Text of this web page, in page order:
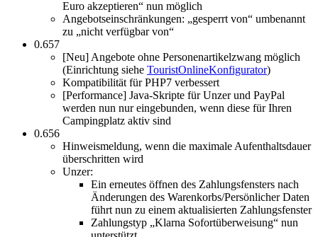
Euro akzeptieren“ nun möglich
Angebotseinschränkungen: „gesperrt von“ umbenannt
zu „nicht verfügbar von“
0.657
[Neu] Angebote ohne Personenartikelzwang möglich
(Einrichtung siehe TouristOnlineKonfigurator)
Kompatibilität für PHP7 verbessert
[Performance] Java-Skripte für Unzer und PayPal
werden nun nur eingebunden, wenn diese für Ihren
Campingplatz aktiv sind
0.656
Hinweismeldung, wenn die maximale Aufenthaltsdauer
überschritten wird
Unzer:
Ein erneutes öffnen des Zahlungsfensters nach
Änderungen des Warenkorbs/Persönlicher Daten
führt nun zu einem aktualisierten Zahlungsfenster
Zahlungstyp „Klarna Sofortüberweisung“ nun